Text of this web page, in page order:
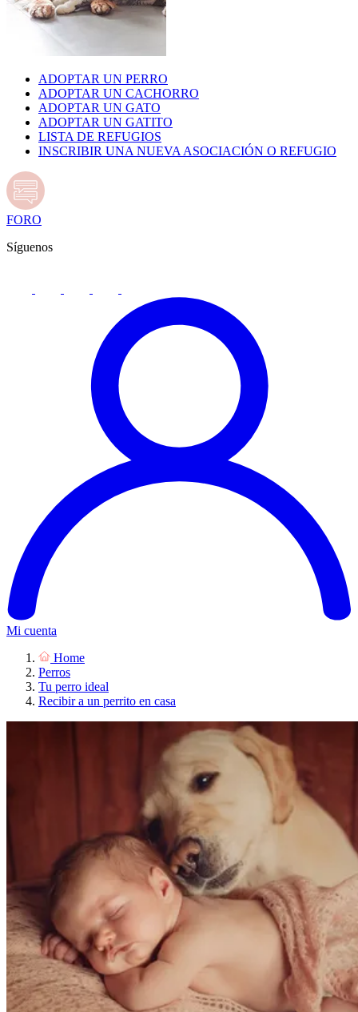
ADOPTAR UN PERRO
ADOPTAR UN CACHORRO
ADOPTAR UN GATO
ADOPTAR UN GATITO
LISTA DE REFUGIOS
INSCRIBIR UNA NUEVA ASOCIACIÓN O REFUGIO
FORO
Síguenos
Mi cuenta
Home
Perros
Tu perro ideal
Recibir a un perrito en casa